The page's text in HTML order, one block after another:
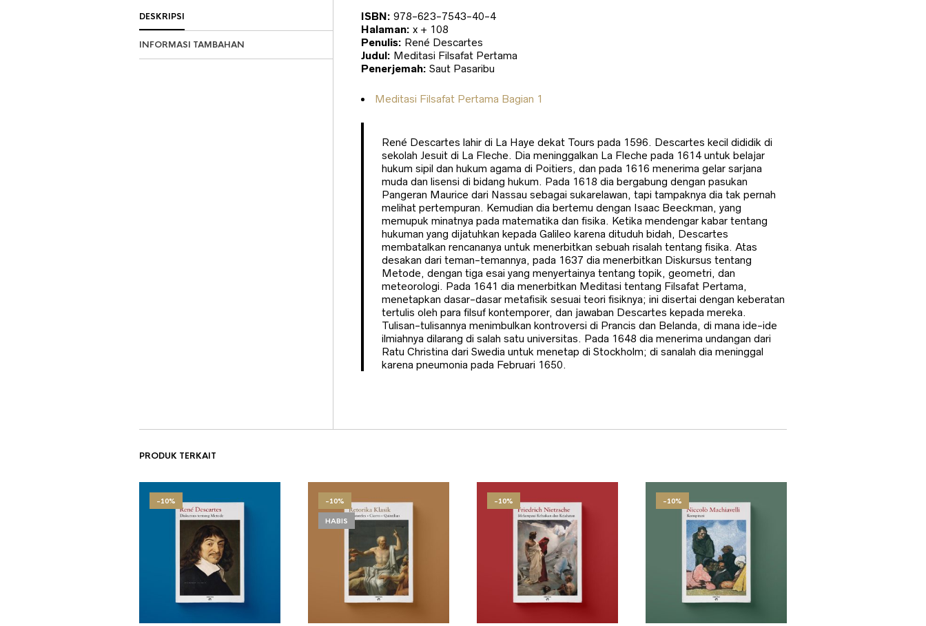
DESKRIPSI
INFORMASI TAMBAHAN
ISBN: 978-623-7543-40-4
Halaman: x + 108
Penulis: René Descartes
Judul: Meditasi Filsafat Pertama
Penerjemah: Saut Pasaribu
Meditasi Filsafat Pertama Bagian 1
René Descartes lahir di La Haye dekat Tours pada 1596. Descartes kecil dididik di
sekolah Jesuit di La Fleche. Dia meninggalkan La Fleche pada 1614 untuk belajar
hukum sipil dan hukum agama di Poitiers, dan pada 1616 menerima gelar sarjana
muda dan lisensi di bidang hukum. Pada 1618 dia bergabung dengan pasukan
Pangeran Maurice dari Nassau sebagai sukarelawan, tapi tampaknya dia tak pernah
melihat pertempuran. Kemudian dia bertemu dengan Isaac Beeckman, yang
memupuk minatnya pada matematika dan fisika. Ketika mendengar kabar tentang
hukuman yang dijatuhkan kepada Galileo karena dituduh bidah, Descartes
membatalkan rencananya untuk menerbitkan sebuah risalah tentang fisika. Atas
desakan dari teman-temannya, pada 1637 dia menerbitkan Diskursus tentang
Metode, dengan tiga esai yang menyertainya tentang topik, geometri, dan
meteorologi. Pada 1641 dia menerbitkan Meditasi tentang Filsafat Pertama,
menetapkan dasar-dasar metafisik sesuai teori fisiknya; ini disertai dengan keberatan
tertulis oleh para filsuf kontemporer, dan jawaban Descartes kepada mereka.
Tulisan-tulisannya menimbulkan kontroversi di Prancis dan Belanda, di mana ide-ide
ilmiahnya dilarang di salah satu universitas. Pada 1648 dia menerima undangan dari
Ratu Christina dari Swedia untuk menetap di Stockholm; di sanalah dia meninggal
karena pneumonia pada Februari 1650.
PRODUK TERKAIT
-10% -10%
HABIS
-10% -10%